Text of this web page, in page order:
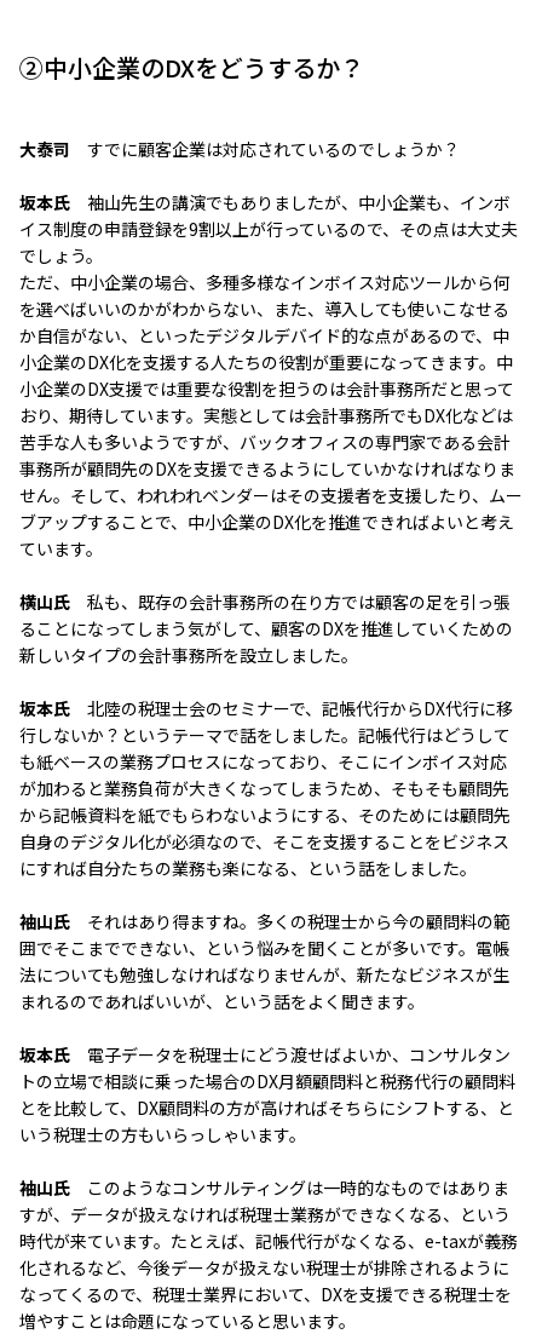
②中小企業のDXをどうするか？
大泰司 すでに顧客企業は対応されているのでしょうか？
坂本氏 袖山先生の講演でもありましたが、中小企業も、インボ
イス制度の申請登録を9割以上が行っているので、その点は大丈夫
でしょう。
ただ、中小企業の場合、多種多様なインボイス対応ツールから何
を選べばいいのかがわからない、また、導入しても使いこなせる
か自信がない、といったデジタルデバイド的な点があるので、中
小企業のDX化を支援する人たちの役割が重要になってきます。中
小企業のDX支援では重要な役割を担うのは会計事務所だと思って
おり、期待しています。実態としては会計事務所でもDX化などは
苦手な人も多いようですが、バックオフィスの専門家である会計
事務所が顧問先のDXを支援できるようにしていかなければなりま
せん。そして、われわれベンダーはその支援者を支援したり、ムー
ブアップすることで、中小企業のDX化を推進できればよいと考え
ています。
横山氏 私も、既存の会計事務所の在り方では顧客の足を引っ張
ることになってしまう気がして、顧客のDXを推進していくための
新しいタイプの会計事務所を設立しました。
坂本氏 北陸の税理士会のセミナーで、記帳代行からDX代行に移
行しないか？というテーマで話をしました。記帳代行はどうして
も紙ベースの業務プロセスになっており、そこにインボイス対応
が加わると業務負荷が大きくなってしまうため、そもそも顧問先
から記帳資料を紙でもらわないようにする、そのためには顧問先
自身のデジタル化が必須なので、そこを支援することをビジネス
にすれば自分たちの業務も楽になる、という話をしました。
袖山氏 それはあり得ますね。多くの税理士から今の顧問料の範
囲でそこまでできない、という悩みを聞くことが多いです。電帳
法についても勉強しなければなりませんが、新たなビジネスが生
まれるのであればいいが、という話をよく聞きます。
坂本氏 電子データを税理士にどう渡せばよいか、コンサルタン
トの立場で相談に乗った場合のDX月額顧問料と税務代行の顧問料
とを比較して、DX顧問料の方が高ければそちらにシフトする、と
いう税理士の方もいらっしゃいます。
袖山氏 このようなコンサルティングは一時的なものではありま
すが、データが扱えなければ税理士業務ができなくなる、という
時代が来ています。たとえば、記帳代行がなくなる、e-taxが義務
化されるなど、今後データが扱えない税理士が排除されるように
なってくるので、税理士業界において、DXを支援できる税理士を
増やすことは命題になっていると思います。